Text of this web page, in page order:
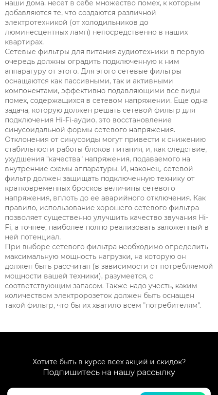
наши дома, несет в себе множество помех, к которым
добавляются те, что создаются различной
электротехникой (от холодильников до
люминесцентных ламп) непосредственно в наших
квартирах.
Сетевые фильтры для питания аудиотехники в первую
очередь должны оградить подключенную к ним
аппаратуру от этого. Для этого сетевые фильтры
оснащаются как пассивными, так и активными
компонентами, эффективно подавляющими все виды
помех, содержащихся в сетевом напряжении. Еще одна
задача, которую должен решать сетевой фильтр для
подключения Hi-Fi-аудио, это восстановление
синусоидальной формы сетевого напряжения.
Отклонения от синусоиды могут привести к снижению
стабильности работы блоков питания, и, как следствие,
ухудшения "качества" напряжения, подаваемого на
внутренние схемы аппаратуры. И, наконец, сетевой
фильтр должен защищать подключенную технику от
кратковременных бросков величины сетевого
напряжения, вплоть до ее аварийного отключения. Как
правило, использование хорошего сетевого фильтра
позволяет существенно улучшить качество звучания Hi-
Fi, а точнее, наиболее полно реализовать заложенный в
ней потенциал.
При выборе сетевого фильтра необходимо определить
максимальную мощность нагрузки, на которую он
должен быть рассчитан (в зависимости от потребляемой
мощности вашей техники), разумеется, с
соответствующим запасом. Также надо учесть, каким
количеством электророзеток должен быть оснащен
такой фильтр, что бы их хватило всем "потребителям".
Хотите быть в курсе всех акций и скидок?
Подпишитесь на нашу рассылку